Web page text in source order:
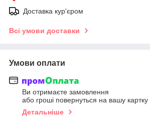
Доставка кур'єром
Всі умови доставки
Умови оплати
Ви отримаєте замовлення
або гроші повернуться на вашу картку
Детальніше